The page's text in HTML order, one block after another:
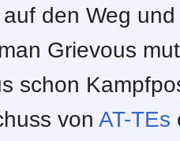
den Weg
Grievous
schon
von AT-TEs